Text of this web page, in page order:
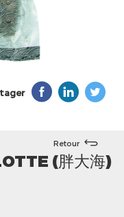
Retour
(胖大海)